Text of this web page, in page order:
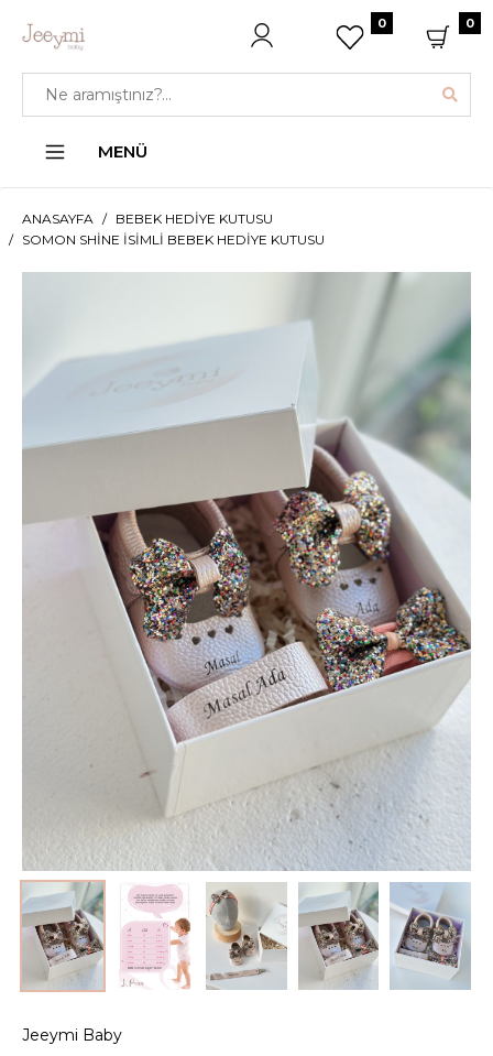
0 0
MENÜ
ANASAYFA
BEBEK HEDIYE KUTUSU
SOMON SHINE İSIMLI BEBEK HEDIYE KUTUSU
Jeeymi Baby